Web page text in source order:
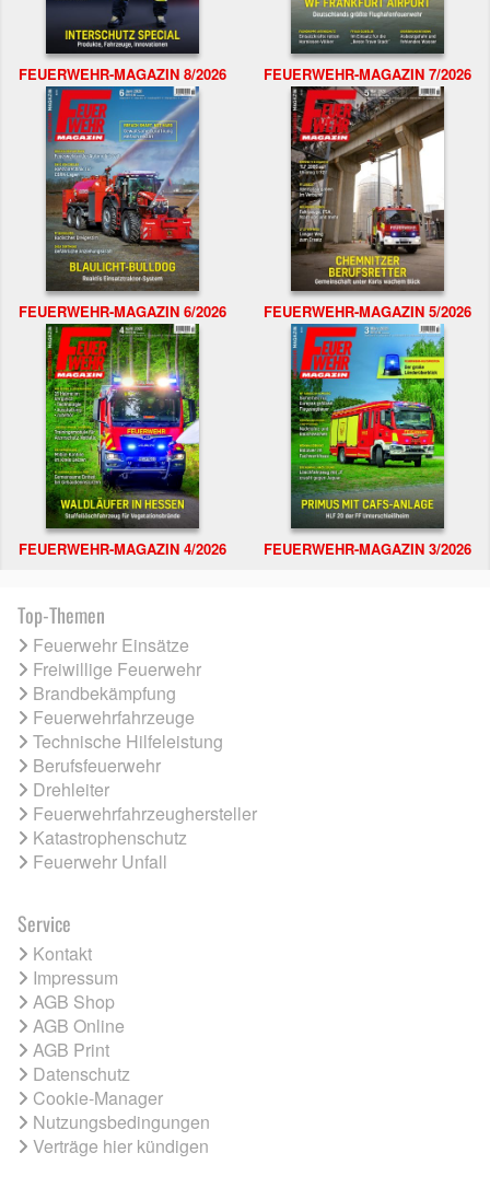
FEUERWEHR-MAGAZIN 8/2026 FEUERWEHR-MAGAZIN 7/2026
FEUERWEHR-MAGAZIN 6/2026 FEUERWEHR-MAGAZIN 5/2026
FEUERWEHR-MAGAZIN 4/2026 FEUERWEHR-MAGAZIN 3/2026
Top-Themen
Feuerwehr Einsätze
Freiwillige Feuerwehr
Brandbekämpfung
Feuerwehrfahrzeuge
Technische Hilfeleistung
Berufsfeuerwehr
Drehleiter
Feuerwehrfahrzeughersteller
Katastrophenschutz
Feuerwehr Unfall
Service
Kontakt
Impressum
AGB Shop
AGB Online
AGB Print
Datenschutz
Cookie-Manager
Nutzungsbedingungen
Verträge hier kündigen